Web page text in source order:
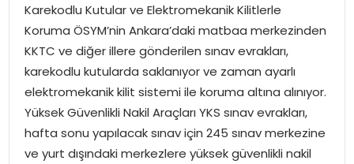
YAŞAM
MAGAZIN
SAĞLIK
SOSYAL HABER
Karekodlu Kutular ve Elektromekanik Kilitlerle
Koruma ÖSYM’nin Ankara’daki matbaa merkezinden
KKTC ve diğer illere gönderilen sınav evrakları,
karekodlu kutularda saklanıyor ve zaman ayarlı
elektromekanik kilit sistemi ile koruma altına alınıyor.
Yüksek Güvenlikli Nakil Araçları YKS sınav evrakları,
hafta sonu yapılacak sınav için 245 sınav merkezine
ve yurt dışındaki merkezlere yüksek güvenlikli nakil